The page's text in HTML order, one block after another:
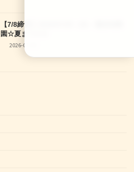
【7/8締切】2026/07/29（水） 龍谷幼稚
園☆夏まつり☆
2026-07-04